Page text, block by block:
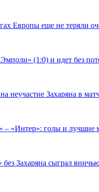
Европы еще не теряли
(1:0) и идет без
неучастие Захаряна в
– «Интер»: голы и лучшие
Захаряна сыграл